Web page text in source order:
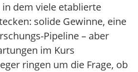
dem viele etablierte
solide Gewinne, eine
Pipeline – aber
im Kurs
ringen um die Frage, ob